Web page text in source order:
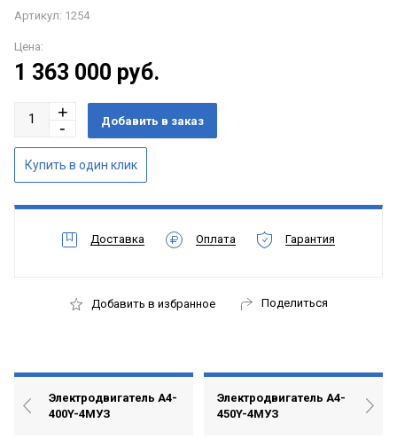
Артикул: 1254
Цена:
1 363 000 руб.
Доставка Оплата Гарантия
Добавить в избранное Поделиться
Электродвигатель А4-
400Y-4МУЗ
Электродвигатель А4-
450Y-4MУЗ